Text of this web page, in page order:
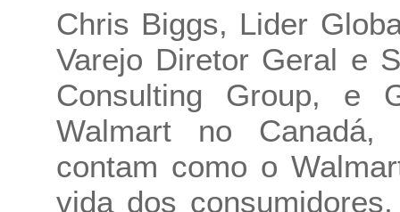
Chris Biggs, Lider
Varejo Diretor Geral e
Consulting Group, e
Walmart no
contam como o
vida dos